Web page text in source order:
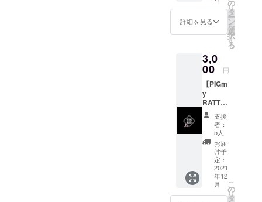
コー
を小型
の焙煎
丁寧に
焙煎し
ていま
す。 ※
支援金
額は、
申し込
み時に
「上乗
せ支
援」が
可能で
す。 も
ちろ
ん、お
『DAD
COFFE
E』
平岸に
オープ
ン。高
品質・
安全・
安心な
コー
ヒー豆
を小型
の焙煎
機で少
量ずつ
丁寧に
焙煎し
ていま
バス音
源第二
コード
付き
CDR ※
支援金
額は、
申し込
み時に
「上乗
せ支
援」が
可能で
す。 も
ちろ
ん、お
気持ち
で構い
ズ/ONE
S/HELL
sy &
The
tes/（＋
１アー
ティス
ト）
PIGSTY
を支援
するバ
ンド達
による
新曲、
未発表
曲、再
録曲を
集めた
オムニ
バス音
詳細を見る
の
リ
タ
ー
ン
を
選
択
す
る
3,0
00 円
【PIGm
y
RATTL
ESNAK
ES
present
s
CHANN
OKKI
HORRO
SHOW
支援
者：
5人
お届
け予
定：
2021
年12
月
こ
の
リ
タ